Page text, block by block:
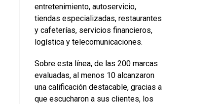
entretenimiento, autoservicio,
tiendas especializadas, restaurantes
y cafeterías, servicios financieros,
logística y telecomunicaciones.
Sobre esta línea, de las 200 marcas
evaluadas, al menos 10 alcanzaron
una calificación destacable, gracias a
que escucharon a sus clientes, los